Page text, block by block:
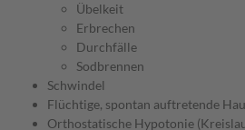
Übelkeit
Erbrechen
Durchfälle
Sodbrennen
Schwindel
Flüchtige, spontan auftretende
Orthostatische Hypotonie